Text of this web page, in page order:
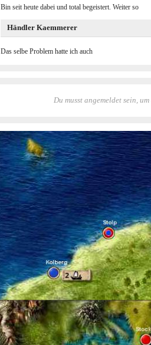
Bin seit heute dabei und total begeistert. Weiter so
Händler Kaemmerer
Das selbe Problem hatte ich auch
Du musst angemeldet sein,